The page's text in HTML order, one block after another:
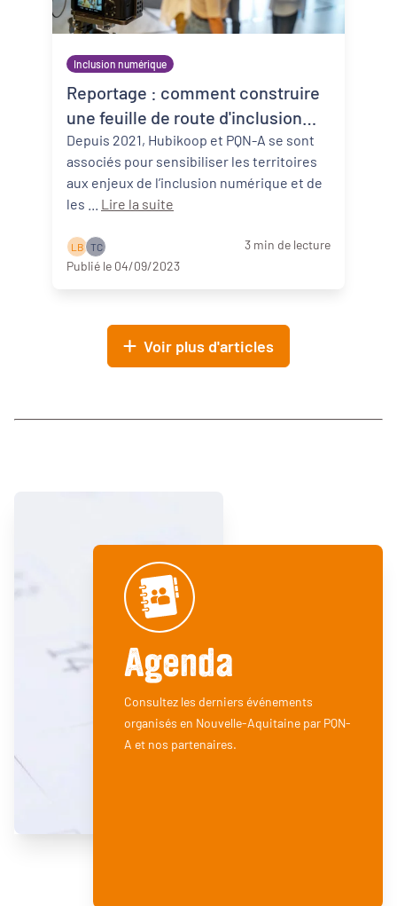
Inclusion numérique
Reportage : comment construire
une feuille de route d'inclusion
numérique ?
Depuis 2021, Hubikoop et PQN-A se sont
associés pour sensibiliser les territoires
aux enjeux de l’inclusion numérique et de
Lire la suite
L B T C
3 min de lecture
Publié le 04/09/2023
Voir plus d'articles
Agenda
Consultez les derniers événements
organisés en Nouvelle-Aquitaine par PQN-
A et nos partenaires.